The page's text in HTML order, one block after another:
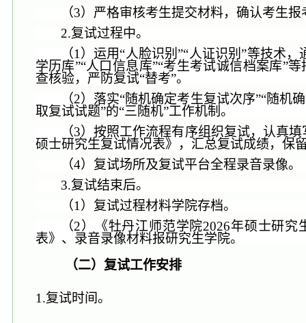
（3）严格审核考生提交材料，确认考生报
2.复试过程中。
（1）运用“人脸识别”“人证识别”等技术，
学历库”“人口信息库”“考生考试诚信档案库”等
查核验，严防复试“替考”。
（2）落实“随机确定考生复试次序”“随机
取复试试题”的“三随机”工作机制。
（3） 按照工作流程有序组织复试，认真填
硕士研究生复试情况表》
， 汇总复试成绩，保
（4）复试场所及复试平台全程录音录像。
3.复试结束后。
（1）复试过程材料学院存档。
（2） 《牡丹江师范学院2026年硕士研究
表》、 录音录像材料报研究生学院。
（二）复试工作安排
1.复试时间。